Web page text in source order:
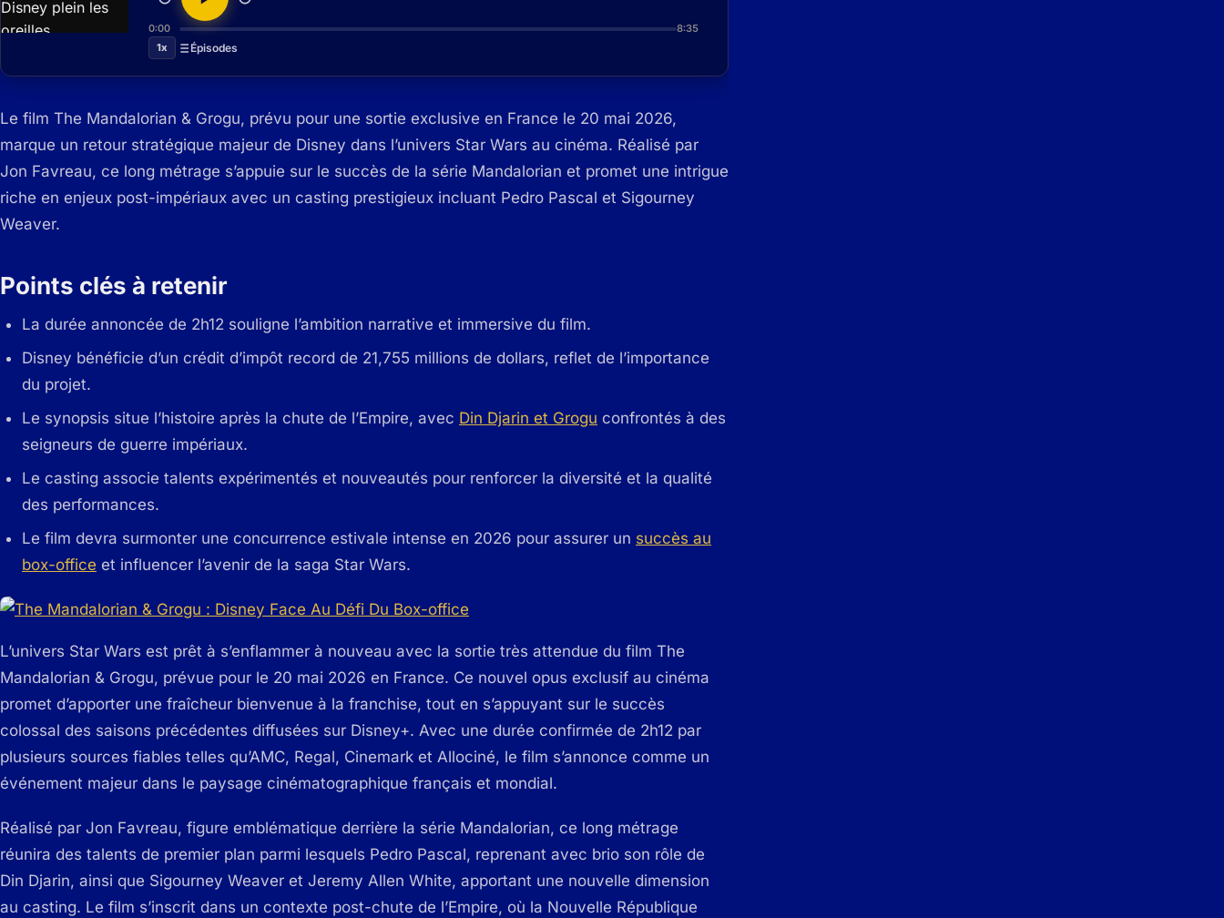
0:00
8:35
1x
Épisodes
Le film The Mandalorian & Grogu, prévu pour une sortie exclusive en France le 20 mai 2026,
marque un retour stratégique majeur de Disney dans l’univers Star Wars au cinéma. Réalisé par
Jon Favreau, ce long métrage s’appuie sur le succès de la série Mandalorian et promet une intrigue
riche en enjeux post-impériaux avec un casting prestigieux incluant Pedro Pascal et Sigourney
Weaver.
Points clés à retenir
La durée annoncée de 2h12 souligne l’ambition narrative et immersive du film.
Disney bénéficie d’un crédit d’impôt record de 21,755 millions de dollars, reflet de l’importance
du projet.
Le synopsis situe l’histoire après la chute de l’Empire, avec Din Djarin et Grogu confrontés à des
seigneurs de guerre impériaux.
Le casting associe talents expérimentés et nouveautés pour renforcer la diversité et la qualité
des performances.
Le film devra surmonter une concurrence estivale intense en 2026 pour assurer un succès au
box-office et influencer l’avenir de la saga Star Wars.
L’univers Star Wars est prêt à s’enflammer à nouveau avec la sortie très attendue du film The
Mandalorian & Grogu, prévue pour le 20 mai 2026 en France. Ce nouvel opus exclusif au cinéma
promet d’apporter une fraîcheur bienvenue à la franchise, tout en s’appuyant sur le succès
colossal des saisons précédentes diffusées sur Disney+. Avec une durée confirmée de 2h12 par
plusieurs sources fiables telles qu’AMC, Regal, Cinemark et Allociné, le film s’annonce comme un
événement majeur dans le paysage cinématographique français et mondial.
Réalisé par Jon Favreau, figure emblématique derrière la série Mandalorian, ce long métrage
réunira des talents de premier plan parmi lesquels Pedro Pascal, reprenant avec brio son rôle de
Din Djarin, ainsi que Sigourney Weaver et Jeremy Allen White, apportant une nouvelle dimension
au casting. Le film s’inscrit dans un contexte post-chute de l’Empire, où la Nouvelle République